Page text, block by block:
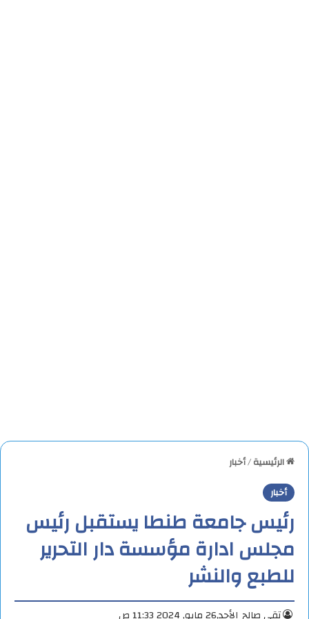
الرئيسية/أخبار
أخبار
رئيس جامعة طنطا يستقبل رئيس
مجلس ادارة مؤسسة دار التحرير
للطبع والنشر